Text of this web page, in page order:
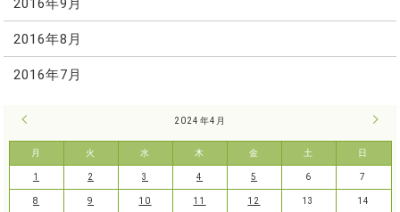
2016年8月
2016年7月
2024年4月
月 火 水 木 金 土 日
5月
1 2 3 4 5 6 7
8 9 10 11 12 13 14